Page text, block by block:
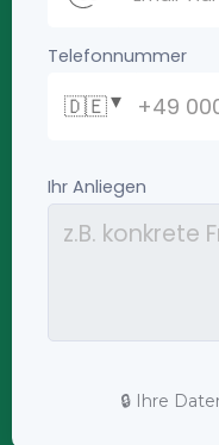
🔒 Ihre